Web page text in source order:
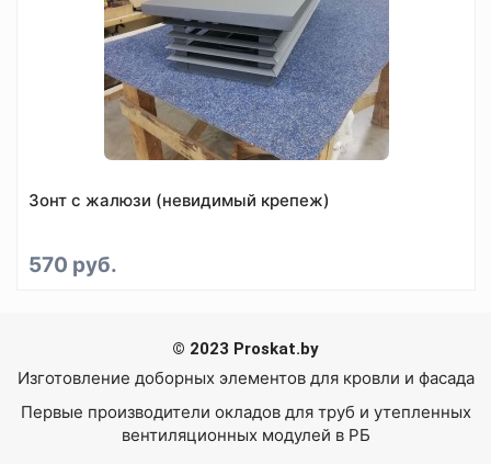
Зонт с жалюзи (невидимый крепеж)
570 руб.
© 2023 Proskat.by
Изготовление доборных элементов для кровли и фасада
Первые производители окладов для труб и утепленных
вентиляционных модулей в РБ